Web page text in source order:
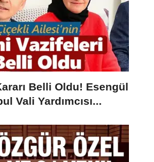
Belli Oldu! Esengül
Vali Yardımcısı...